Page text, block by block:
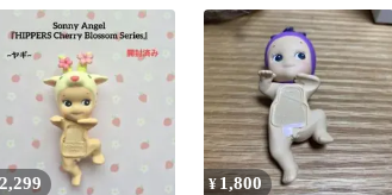
2,299 ¥ 1,800